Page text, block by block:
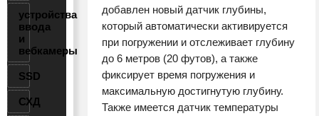
устройства
ввода
и
вебкамеры
SSD
СХД
добавлен новый датчик глубины,
который автоматически активируется
при погружении и отслеживает глубину
до 6 метров (20 футов), а также
фиксирует время погружения и
максимальную достигнутую глубину.
Также имеется датчик температуры